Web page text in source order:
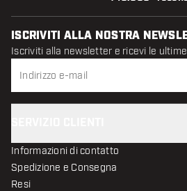
ISCRIVITI ALLA NOSTRA
Iscriviti alla newsletter e ricevi le
Informazioni di contatto
Spedizione e Consegna
Resi